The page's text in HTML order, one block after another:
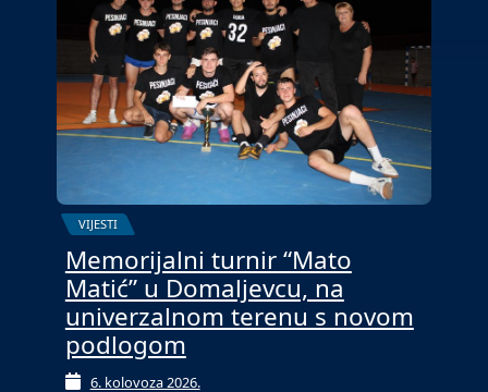
VIJESTI
Memorijalni turnir “Mato
Matić” u Domaljevcu, na
univerzalnom terenu s novom
podlogom
6. kolovoza 2026.